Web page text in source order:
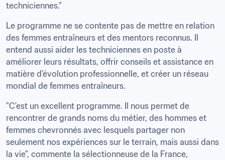
techniciennes."
Le programme ne se contente pas de mettre en relation
des femmes entraîneurs et des mentors reconnus. Il
entend aussi aider les techniciennes en poste à
améliorer leurs résultats, offrir conseils et assistance en
matière d'évolution professionnelle, et créer un réseau
mondial de femmes entraîneurs.
"C'est un excellent programme. Il nous permet de
rencontrer de grands noms du métier, des hommes et
femmes chevronnés avec lesquels partager non
seulement nos expériences sur le terrain, mais aussi dans
la vie", commente la sélectionneuse de la France,